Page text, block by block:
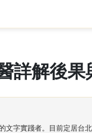
詳解後
文字實踐者。目前定居台